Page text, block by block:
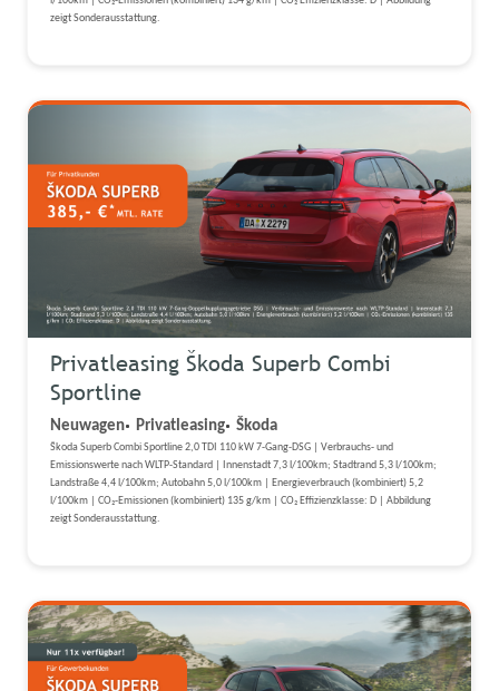
zeigt Sonderausstattung.
Privatleasing Škoda Superb Combi
Sportline
Neuwagen Privatleasing Škoda
Škoda Superb Combi Sportline 2,0 TDI 110 kW 7-Gang-DSG | Verbrauchs- und
Emissionswerte nach WLTP-Standard | Innenstadt 7,3 l/100km; Stadtrand 5,3 l/100km;
Landstraße 4,4 l/100km; Autobahn 5,0 l/100km | Energieverbrauch (kombiniert) 5,2
l/100km | CO₂-Emissionen (kombiniert) 135 g/km | CO₂ Effizienzklasse: D | Abbildung
zeigt Sonderausstattung.